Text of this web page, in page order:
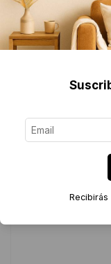
20%
Recibirás